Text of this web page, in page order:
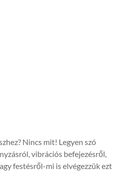
Nincs mit! Legyen szó
vibrációs befejezésről,
festésről-mi is elvégezzük ezt